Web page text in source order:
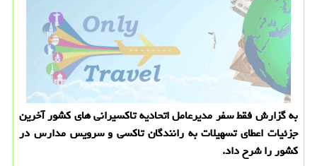
به گزارش فقط سفر مدیرعامل اتحادیه تاكسیرانی های كشور آخرین
جزئیات اعطای تسهیلات به رانندگان تاكسی و سرویس مدارس در
كشور را شرح داد.